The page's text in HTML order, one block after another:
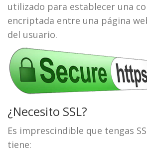
utilizado para establecer una
encriptada entre una página
del usuario.
¿Necesito SSL?
Es imprescindible que tengas
tiene: